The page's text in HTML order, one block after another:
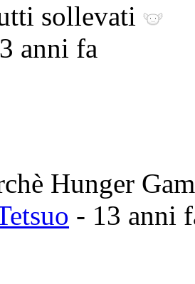
sollevati
anni fa
Hunger
- 13 anni